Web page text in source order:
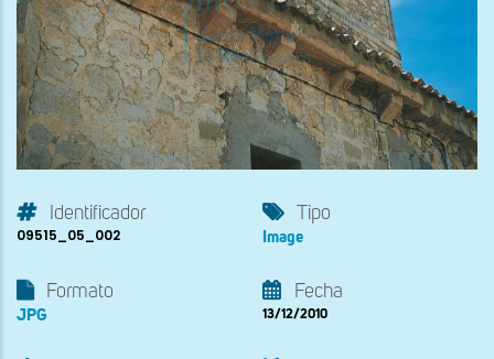
Identificador
09515_05_002
Tipo
Image
Formato
JPG
Fecha
13/12/2010